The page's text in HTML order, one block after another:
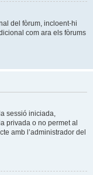
del fòrum, incloent-hi
com ara els fòrums
sessió iniciada,
privada o no permet al
amb l’administrador del